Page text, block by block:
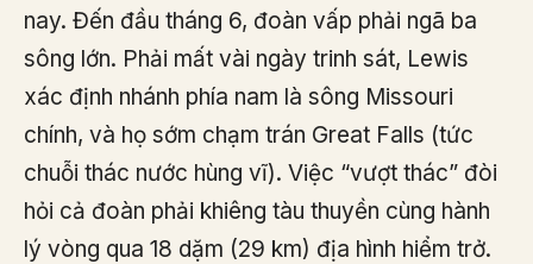
nay. Đến đầu tháng 6, đoàn vấp phải ngã ba
sông lớn. Phải mất vài ngày trinh sát, Lewis
xác định nhánh phía nam là sông Missouri
chính, và họ sớm chạm trán Great Falls (tức
chuỗi thác nước hùng vĩ). Việc “vượt thác” đòi
hỏi cả đoàn phải khiêng tàu thuyền cùng hành
lý vòng qua 18 dặm (29 km) địa hình hiểm trở.